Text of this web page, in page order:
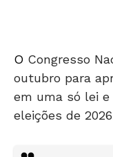
O Congresso
outubro para
em uma só lei
eleições de